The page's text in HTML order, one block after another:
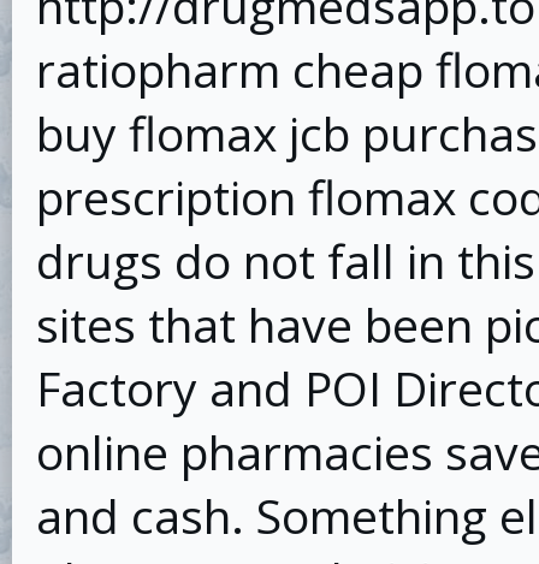
ratiopharm cheap
buy flomax jcb
prescription flomax
drugs do not fall in
sites that have been
Factory and POI
online pharmacies
and cash. Something